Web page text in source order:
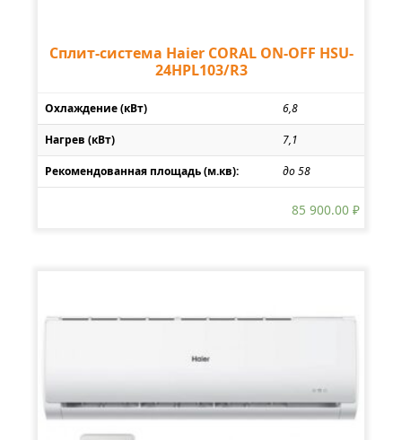
Сплит-система Haier CORAL ON-OFF HSU-
24HPL103/R3
Охлаждение (кВт) 6,8
Нагрев (кВт) 7,1
Рекомендованная площадь (м.кв): до 58
85 900.00 ₽